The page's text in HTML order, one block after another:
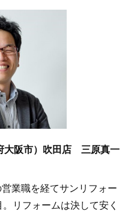
大阪市）吹田店 三原真一
業職を経てサンリフォー
リフォームは決して安く